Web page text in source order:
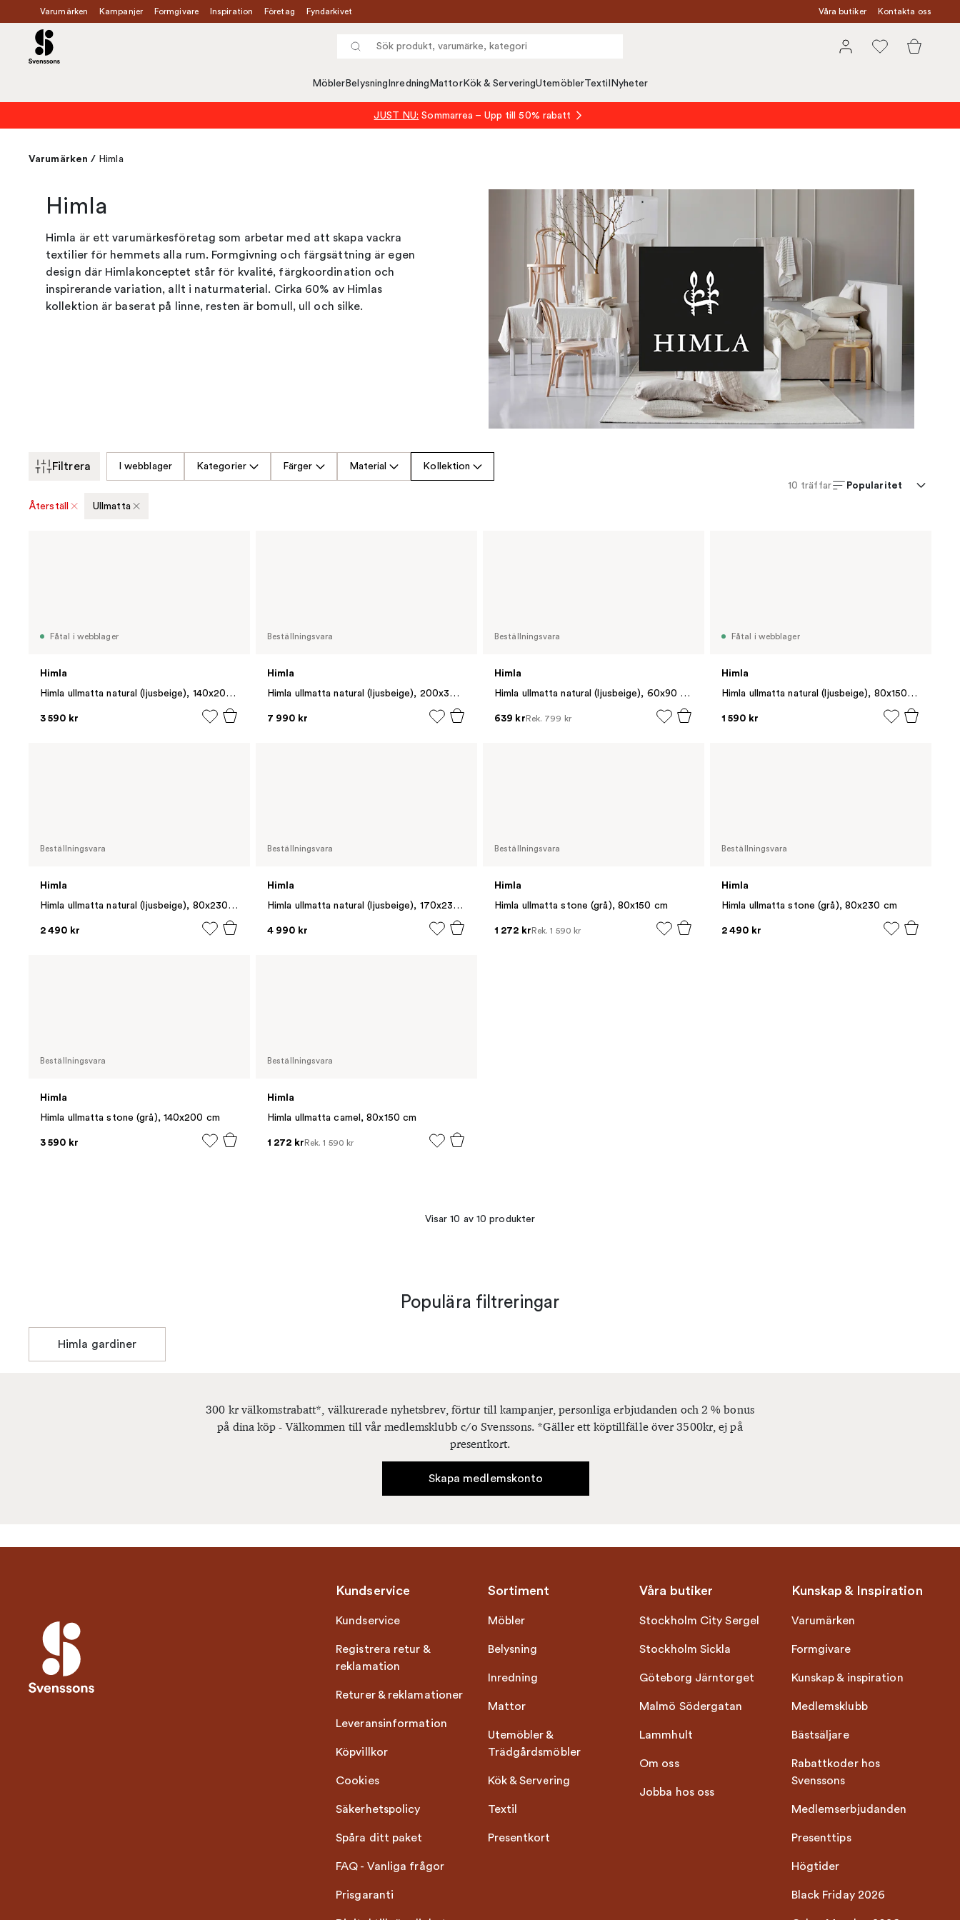
Varumärken Kampanjer Formgivare Inspiration Företag Fyndarkivet Våra butiker Kontakta oss
Möbler Belysning Inredning MattorKök & ServeringUtemöblerTextil Nyheter
JUST NU: Sommarrea – Upp till 50% rabatt
Varumärken / Himla
Himla
Himla är ett varumärkesföretag som arbetar med att skapa vackra
textilier för hemmets alla rum. Formgivning och färgsättning är egen
design där Himlakonceptet står för kvalité, färgkoordination och
inspirerande variation, allt i naturmaterial. Cirka 60% av Himlas
kollektion är baserat på linne, resten är bomull, ull och silke.
Filtrera I webblager Kategorier Färger Material Kollektion
Återställ Ullmatta
10 träffar Popularitet
Fåtal i webblager
Himla
Himla ullmatta natural (ljusbeige), 140x200 cm
3 590 kr
Beställningsvara
Himla
Himla ullmatta natural (ljusbeige), 200x300 cm
7 990 kr
Beställningsvara
Himla
Himla ullmatta natural (ljusbeige), 60x90 cm
639 kr Rek. 799 kr
Fåtal i webblager
Himla
Himla ullmatta natural (ljusbeige), 80x150 cm
1 590 kr
Beställningsvara
Himla
Himla ullmatta natural (ljusbeige), 80x230 cm
2 490 kr
Beställningsvara
Himla
Himla ullmatta natural (ljusbeige), 170x230 cm
4 990 kr
Beställningsvara
Himla
Himla ullmatta stone (grå), 80x150 cm
1 272 kr Rek.1 590 kr
Beställningsvara
Himla
Himla ullmatta stone (grå), 80x230 cm
2 490 kr
Beställningsvara
Himla
Himla ullmatta stone (grå), 140x200 cm
3 590 kr
Beställningsvara
Himla
Himla ullmatta camel, 80x150 cm
1 272 kr Rek.1 590 kr
Visar 10 av 10 produkter
Populära filtreringar
Himla gardiner
300 kr välkomstrabatt*, välkurerade nyhetsbrev, förtur till kampanjer, personliga erbjudanden och 2 % bonus
på dina köp - Välkommen till vår medlemsklubb c/o Svenssons. *Gäller ett köptillfälle över 3500kr, ej på
presentkort.
Skapa medlemskonto
Kundservice
Kundservice
Registrera retur &
reklamation
Returer & reklamationer
Leveransinformation
Köpvillkor
Cookies
Säkerhetspolicy
Spåra ditt paket
FAQ - Vanliga frågor
Prisgaranti
Sortiment
Möbler
Belysning
Inredning
Mattor
Utemöbler &
Trädgårdsmöbler
Kök & Servering
Textil
Presentkort
Våra butiker
Stockholm City Sergel
Stockholm Sickla
Göteborg Järntorget
Malmö Södergatan
Lammhult
Om oss
Jobba hos oss
Kunskap & Inspiration
Varumärken
Formgivare
Kunskap & inspiration
Medlemsklubb
Bästsäljare
Rabattkoder hos
Svenssons
Medlemserbjudanden
Presenttips
Högtider
Black Friday 2026